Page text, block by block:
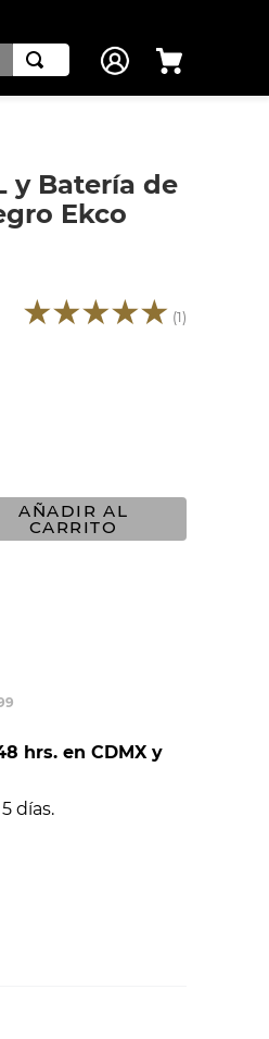
y Batería de
Ekco
★★★★★ (1)
AÑADIR AL
CARRITO
hrs. en CDMX y
días.